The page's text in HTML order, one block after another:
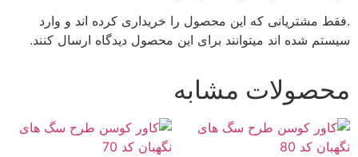
.فقط مشتریانی که این محصول را خریداری کرده اند و وارد
سیستم شده اند میتوانند برای این محصول دیدگاه ارسال کنند.
محصولات مشابه